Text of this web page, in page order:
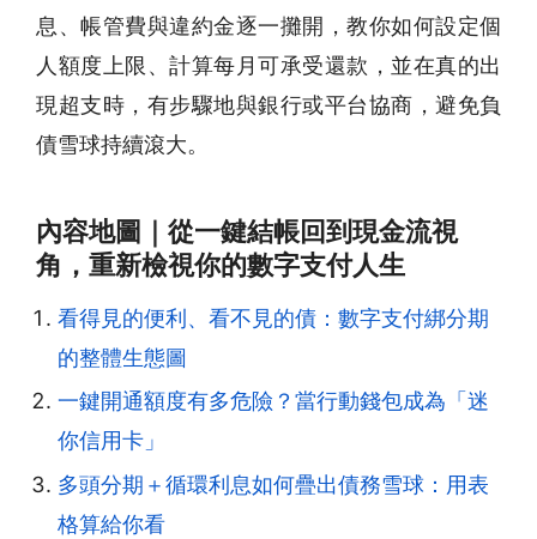
息、帳管費與違約金逐一攤開，教你如何設定個
人額度上限、計算每月可承受還款，並在真的出
現超支時，有步驟地與銀行或平台協商，避免負
債雪球持續滾大。
內容地圖｜從一鍵結帳回到現金流視
角，重新檢視你的數字支付人生
看得見的便利、看不見的債：數字支付綁分期
的整體生態圖
一鍵開通額度有多危險？當行動錢包成為「迷
你信用卡」
多頭分期＋循環利息如何疊出債務雪球：用表
格算給你看